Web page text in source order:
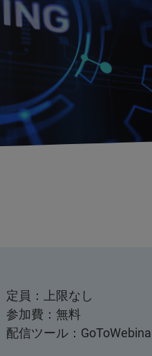
定員：上限なし
参加費：無料
配信ツール：